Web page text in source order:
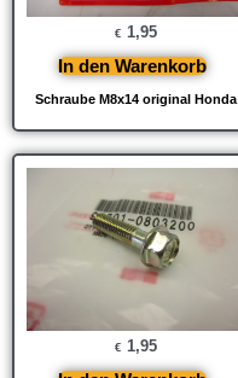
Schraube M8x14 original Honda
€ 1,95
In den Warenkorb
€ 1,95